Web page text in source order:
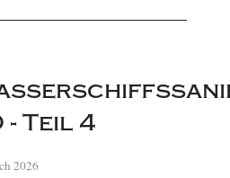
- Teil 4
2026